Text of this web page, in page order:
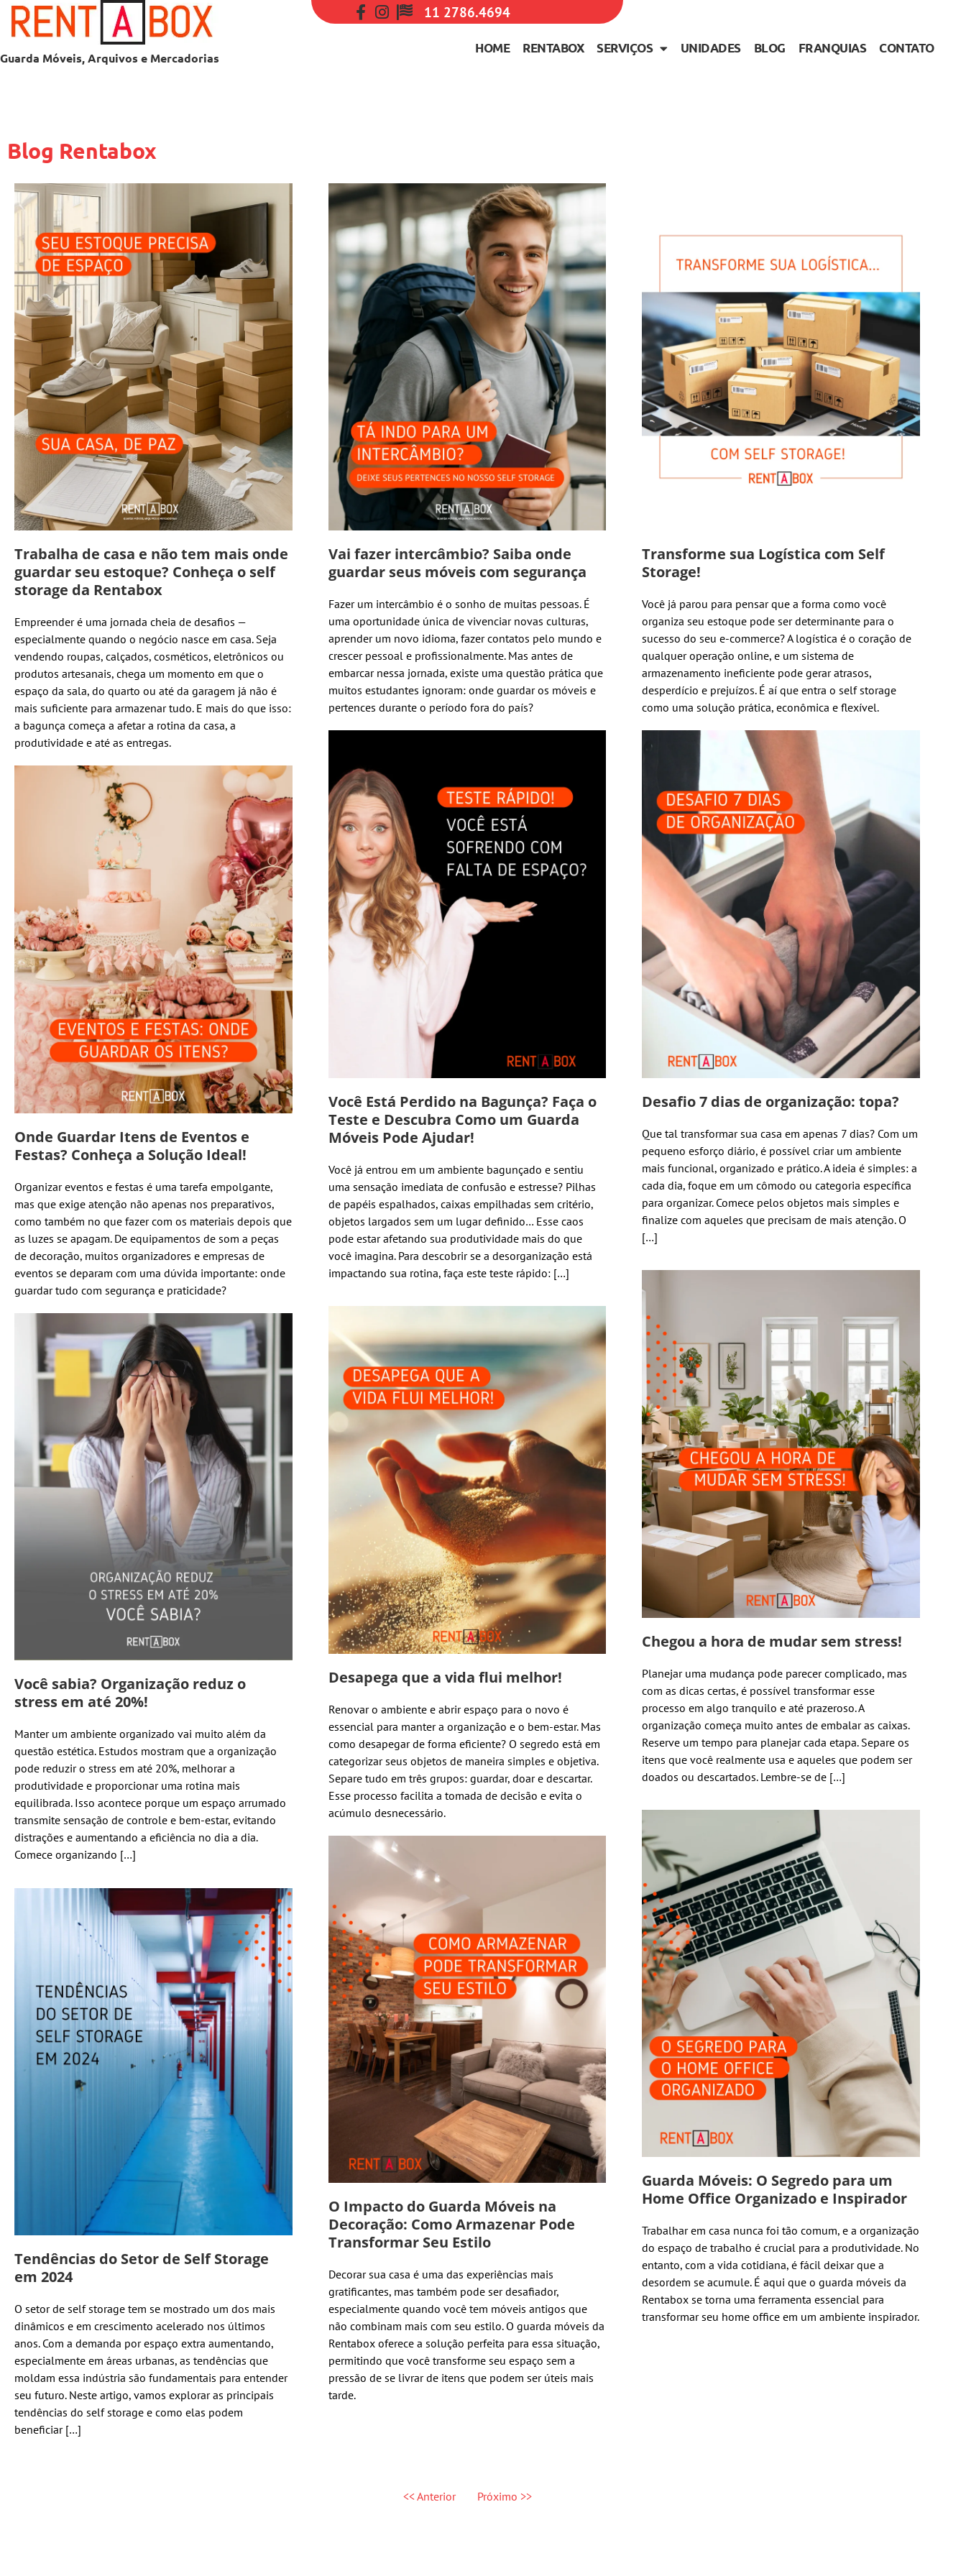
11 2786.4694
Guarda Móveis, Arquivos e Mercadorias
HOME RENTABOX SERVIÇOS UNIDADES BLOG FRANQUIAS CONTATO
Blog Rentabox
Trabalha de casa e não tem mais onde
guardar seu estoque? Conheça o self
storage da Rentabox
Empreender é uma jornada cheia de desafios —
especialmente quando o negócio nasce em casa. Seja
vendendo roupas, calçados, cosméticos, eletrônicos ou
produtos artesanais, chega um momento em que o
espaço da sala, do quarto ou até da garagem já não é
mais suficiente para armazenar tudo. E mais do que isso:
a bagunça começa a afetar a rotina da casa, a
produtividade e até as entregas.
Vai fazer intercâmbio? Saiba onde
guardar seus móveis com segurança
Fazer um intercâmbio é o sonho de muitas pessoas. É
uma oportunidade única de vivenciar novas culturas,
aprender um novo idioma, fazer contatos pelo mundo e
crescer pessoal e profissionalmente. Mas antes de
embarcar nessa jornada, existe uma questão prática que
muitos estudantes ignoram: onde guardar os móveis e
pertences durante o período fora do país?
Transforme sua Logística com Self
Storage!
Você já parou para pensar que a forma como você
organiza seu estoque pode ser determinante para o
sucesso do seu e-commerce? A logística é o coração de
qualquer operação online, e um sistema de
armazenamento ineficiente pode gerar atrasos,
desperdício e prejuízos. É aí que entra o self storage
como uma solução prática, econômica e flexível.
Onde Guardar Itens de Eventos e
Festas? Conheça a Solução Ideal!
Organizar eventos e festas é uma tarefa empolgante,
mas que exige atenção não apenas nos preparativos,
como também no que fazer com os materiais depois que
as luzes se apagam. De equipamentos de som a peças
de decoração, muitos organizadores e empresas de
eventos se deparam com uma dúvida importante: onde
guardar tudo com segurança e praticidade?
Você Está Perdido na Bagunça? Faça o
Teste e Descubra Como um Guarda
Móveis Pode Ajudar!
Você já entrou em um ambiente bagunçado e sentiu
uma sensação imediata de confusão e estresse? Pilhas
de papéis espalhados, caixas empilhadas sem critério,
objetos largados sem um lugar definido… Esse caos
pode estar afetando sua produtividade mais do que
você imagina. Para descobrir se a desorganização está
impactando sua rotina, faça este teste rápido: […]
Desafio 7 dias de organização: topa?
Que tal transformar sua casa em apenas 7 dias? Com um
pequeno esforço diário, é possível criar um ambiente
mais funcional, organizado e prático. A ideia é simples: a
cada dia, foque em um cômodo ou categoria específica
para organizar. Comece pelos objetos mais simples e
finalize com aqueles que precisam de mais atenção. O
[…]
Você sabia? Organização reduz o
stress em até 20%!
Manter um ambiente organizado vai muito além da
questão estética. Estudos mostram que a organização
pode reduzir o stress em até 20%, melhorar a
produtividade e proporcionar uma rotina mais
equilibrada. Isso acontece porque um espaço arrumado
transmite sensação de controle e bem-estar, evitando
distrações e aumentando a eficiência no dia a dia.
Comece organizando […]
Desapega que a vida flui melhor!
Renovar o ambiente e abrir espaço para o novo é
essencial para manter a organização e o bem-estar. Mas
como desapegar de forma eficiente? O segredo está em
categorizar seus objetos de maneira simples e objetiva.
Separe tudo em três grupos: guardar, doar e descartar.
Esse processo facilita a tomada de decisão e evita o
acúmulo desnecessário.
Chegou a hora de mudar sem stress!
Planejar uma mudança pode parecer complicado, mas
com as dicas certas, é possível transformar esse
processo em algo tranquilo e até prazeroso. A
organização começa muito antes de embalar as caixas.
Reserve um tempo para planejar cada etapa. Separe os
itens que você realmente usa e aqueles que podem ser
doados ou descartados. Lembre-se de […]
Tendências do Setor de Self Storage
em 2024
O setor de self storage tem se mostrado um dos mais
dinâmicos e em crescimento acelerado nos últimos
anos. Com a demanda por espaço extra aumentando,
especialmente em áreas urbanas, as tendências que
moldam essa indústria são fundamentais para entender
seu futuro. Neste artigo, vamos explorar as principais
tendências do self storage e como elas podem
beneficiar […]
O Impacto do Guarda Móveis na
Decoração: Como Armazenar Pode
Transformar Seu Estilo
Decorar sua casa é uma das experiências mais
gratificantes, mas também pode ser desafiador,
especialmente quando você tem móveis antigos que
não combinam mais com seu estilo. O guarda móveis da
Rentabox oferece a solução perfeita para essa situação,
permitindo que você transforme seu espaço sem a
pressão de se livrar de itens que podem ser úteis mais
tarde.
Guarda Móveis: O Segredo para um
Home Office Organizado e Inspirador
Trabalhar em casa nunca foi tão comum, e a organização
do espaço de trabalho é crucial para a produtividade. No
entanto, com a vida cotidiana, é fácil deixar que a
desordem se acumule. É aqui que o guarda móveis da
Rentabox se torna uma ferramenta essencial para
transformar seu home office em um ambiente inspirador.
<< Anterior Próximo >>